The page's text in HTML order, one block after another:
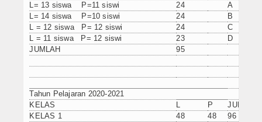
L= 13 siswa P=11 siswi
24
A
L= 14 siswa P=10 siswi
24
B
L = 12 siswa P= 12 siswi
24
C
L = 11 siswa P= 12 siswi
23
D
JUMLAH
95
Tahun Pelajaran 2020-2021
KELAS
L P
JUMLAH
KELAS 1
48 48
96